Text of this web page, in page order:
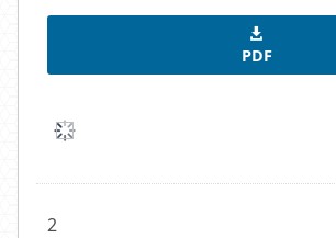
PDF
2